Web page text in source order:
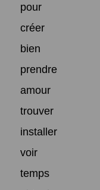
pour
créer
bien
prendre
amour
trouver
installer
voir
temps